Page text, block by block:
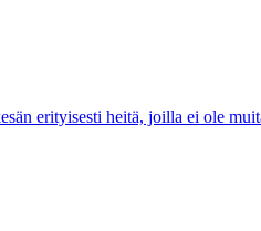
erityisesti heitä, joilla ei ole